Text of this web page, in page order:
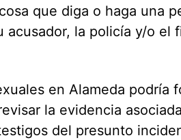
que diga o haga una
acusador, la policía y/o el
en Alameda podría
la evidencia
del presunto